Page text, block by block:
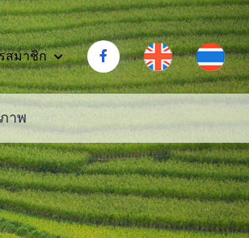
สมาชิก
าพ